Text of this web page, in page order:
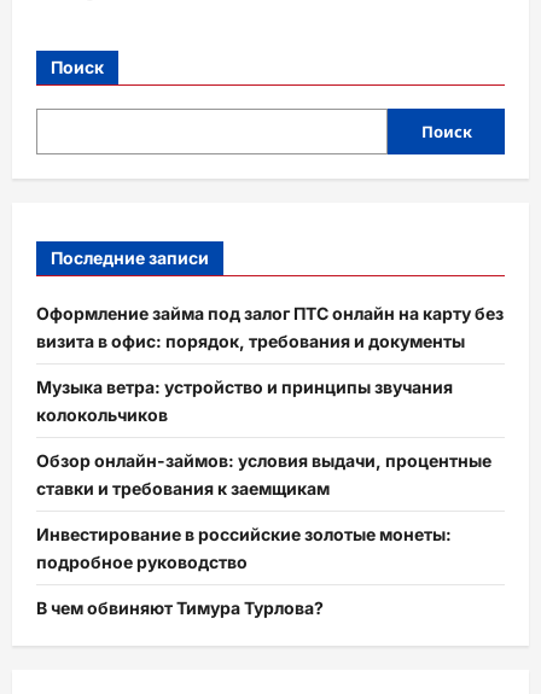
Поиск
Поиск
Последние записи
Оформление займа под залог ПТС онлайн на карту без
визита в офис: порядок, требования и документы
Музыка ветра: устройство и принципы звучания
колокольчиков
Обзор онлайн-займов: условия выдачи, процентные
ставки и требования к заемщикам
Инвестирование в российские золотые монеты:
подробное руководство
В чем обвиняют Тимура Турлова?